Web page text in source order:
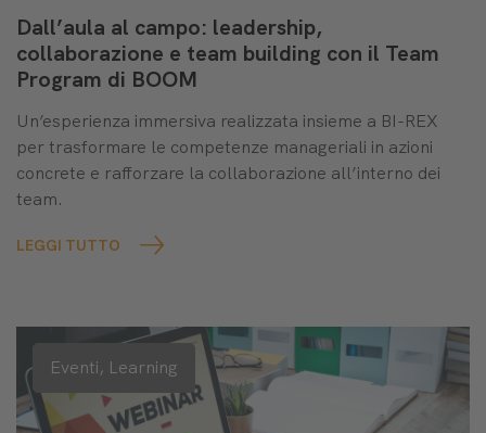
Dall’aula al campo: leadership,
collaborazione e team building con il Team
Program di BOOM
Un’esperienza immersiva realizzata insieme a BI-REX
per trasformare le competenze manageriali in azioni
concrete e rafforzare la collaborazione all’interno dei
team.
LEGGI TUTTO
Eventi, Learning